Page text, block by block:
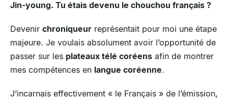
Jin-young. Tu étais devenu le chouchou français ?
Devenir chroniqueur représentait pour moi une étape
majeure. Je voulais absolument avoir l’opportunité de
passer sur les plateaux télé coréens afin de montrer
mes compétences en langue coréenne.
J’incarnais effectivement « le Français » de l’émission,